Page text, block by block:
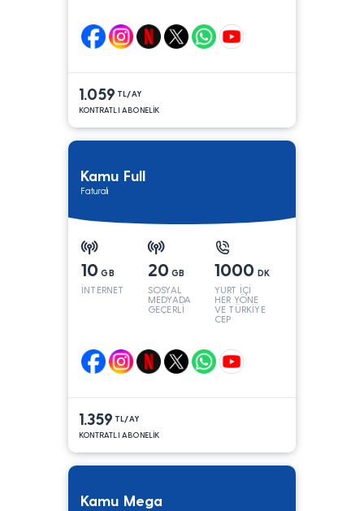
1.059 TL/AY
KONTRATLI ABONELİK
Kamu Full
Faturalı
10 GB
İNTERNET
20 GB
SOSYAL
MEDYADA
GEÇERLİ
1000 DK
YURT İÇİ
HER YÖNE
VE TÜRKİYE
CEP
1.359 TL/AY
KONTRATLI ABONELİK
Kamu Mega